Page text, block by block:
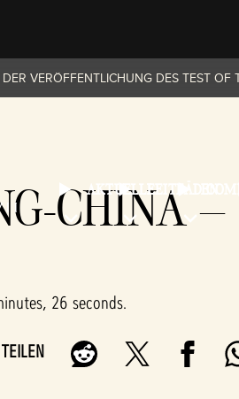
AKTUELLELEITFÄDEN
VERÖFFENTLICHUNG DES TEST OF
CHINA –
26 seconds